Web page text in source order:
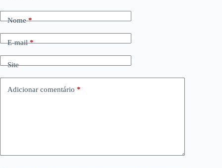
Nome*
E-mail*
Site
Adicionar comentário *